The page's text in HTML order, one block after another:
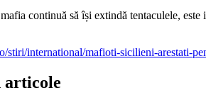
continuă să își extindă tentaculele,
stiri/international/mafioti-sicilieni-arestati-
articole